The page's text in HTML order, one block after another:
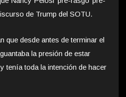
de Trump del SOTU.
que desde antes de terminar el
la presión de estar
tenía toda la intención de hacer